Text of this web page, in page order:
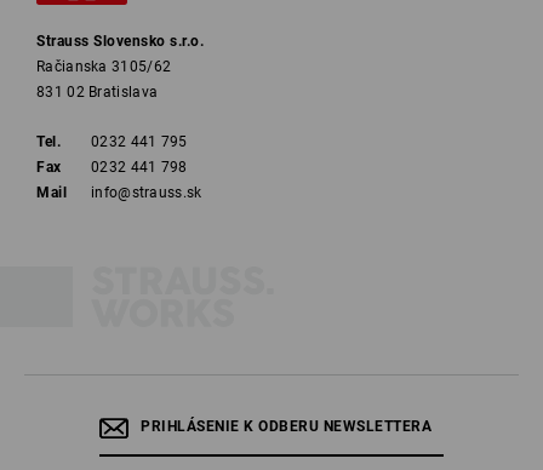
Strauss Slovensko s.r.o.
Račianska 3105/62
831 02 Bratislava
Tel.
0232 441 795
Fax
0232 441 798
Mail
info@strauss.sk
PRIHLÁSENIE K ODBERU NEWSLETTERA